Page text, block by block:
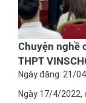
Chuyện nghề
THPT
Ngày đăng: 21/
Ngày 17/4/2022,